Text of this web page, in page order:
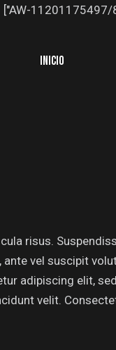
["AW-
INICIO
risus.
vel suscipit
adipiscing elit,
velit.